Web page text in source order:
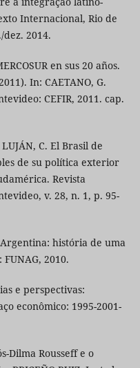
Internacional, Rio de
dez. 2014.
en sus 20 años.
In: CAETANO, G.
CEFIR, 2011. cap.
LUJÁN, C. El Brasil de
de su política exterior
Revista
v. 28, n. 1, p. 95-
história de uma
2010.
e perspectivas:
econômico: 1995-2001-
Dilma Rousseff e o